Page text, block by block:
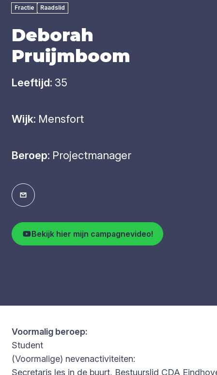
Fractie Raadslid
Deborah
Pruijmboom
Leeftijd: 35
Wijk: Mensfort
Beroep: Projectmanager
Bekijk hier mijn campagnevideo!
Voormalig beroep:
Student
(Voormalige) nevenactiviteiten:
Secretaris les in de buurt, Bestuurslid CDA